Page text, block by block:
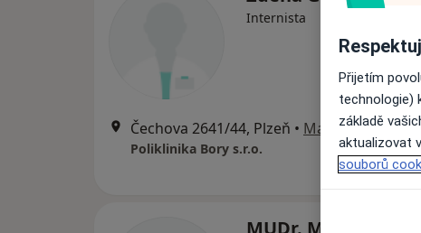
Internista
Čechova 2641/44, Plzeň • Mapa
Poliklinika Bory s.r.o.
MUDr. Mikoláš Petr
Přijetím
technologie)
základě
aktualizovat
souborů